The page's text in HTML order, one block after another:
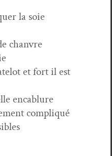
la soie
chanvre
et fort il est
encablure
compliqué